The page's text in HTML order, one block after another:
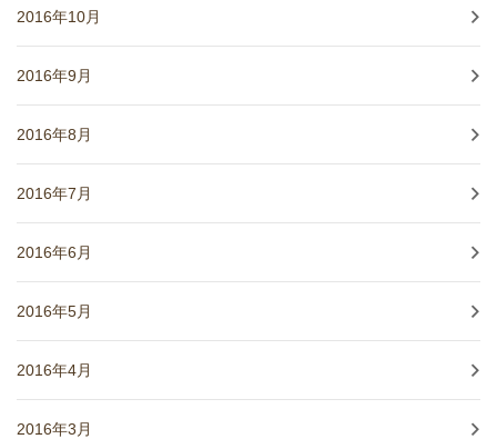
2016年10月
2016年9月
2016年8月
2016年7月
2016年6月
2016年5月
2016年4月
2016年3月